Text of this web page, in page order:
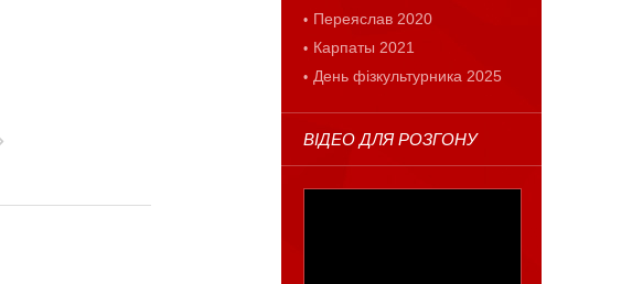
Переяслав 2020
Карпаты 2021
День фізкультурника 2025
ВІДЕО ДЛЯ РОЗГОНУ